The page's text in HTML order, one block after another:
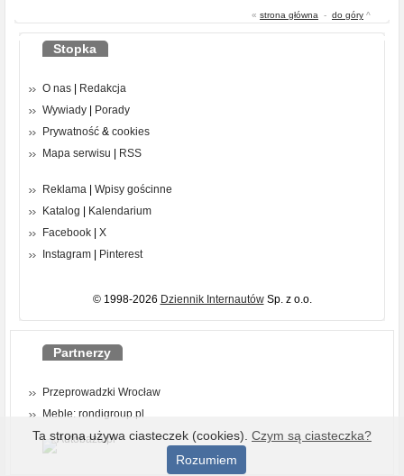
« strona główna - do góry ^
Stopka
O nas | Redakcja
Wywiady | Porady
Prywatność & cookies
Mapa serwisu | RSS
Reklama | Wpisy gościnne
Katalog | Kalendarium
Facebook | X
Instagram | Pinterest
© 1998-2026 Dziennik InternautówSp. z o.o.
Partnerzy
Przeprowadzki Wrocław
Meble: rondigroup.pl
Ta strona używa ciasteczek (cookies). Czym są ciasteczka?
Rozumiem